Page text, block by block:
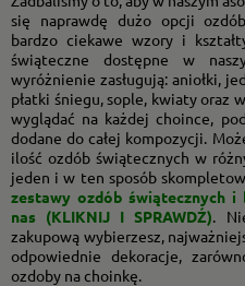
się naprawdę dużo opcji
bardzo ciekawe wzory i
świąteczne dostępne w
wyróżnienie zasługują: aniołki,
płatki śniegu, sople, kwiaty oraz
wyglądać na każdej choince,
dodane do całej kompozycji.
ilość ozdób świątecznych w
jeden i w ten sposób
zestawy ozdób świątecznych i
nas (KLIKNIJ I SPRAWDŹ) .
zakupową wybierzesz,
odpowiednie dekoracje,
ozdoby na choinkę.